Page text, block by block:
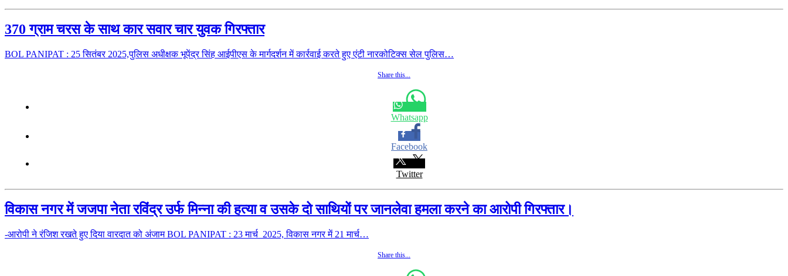
370 ग्राम चरस के साथ कार सवार चार युवक गिरफ्तार
BOL PANIPAT : 25 सितंबर 2025,पुलिस अधीक्षक भूपेंद्र सिंह आईपीएस के मार्गदर्शन में कार्रवाई करते हुए एंटी नारकोटिक्स सेल पुलिस…
Share this...
Whatsapp
Facebook
Twitter
विकास नगर में जजपा नेता रविंद्र उर्फ मिन्ना की हत्या व उसके दो साथियों पर जानलेवा हमला करने का आरोपी गिरफ्तार।
-आरोपी ने रंजिश रखते हुए दिया वारदात को अंजाम BOL PANIPAT : 23 मार्च 2025, विकास नगर में 21 मार्च…
Share this...